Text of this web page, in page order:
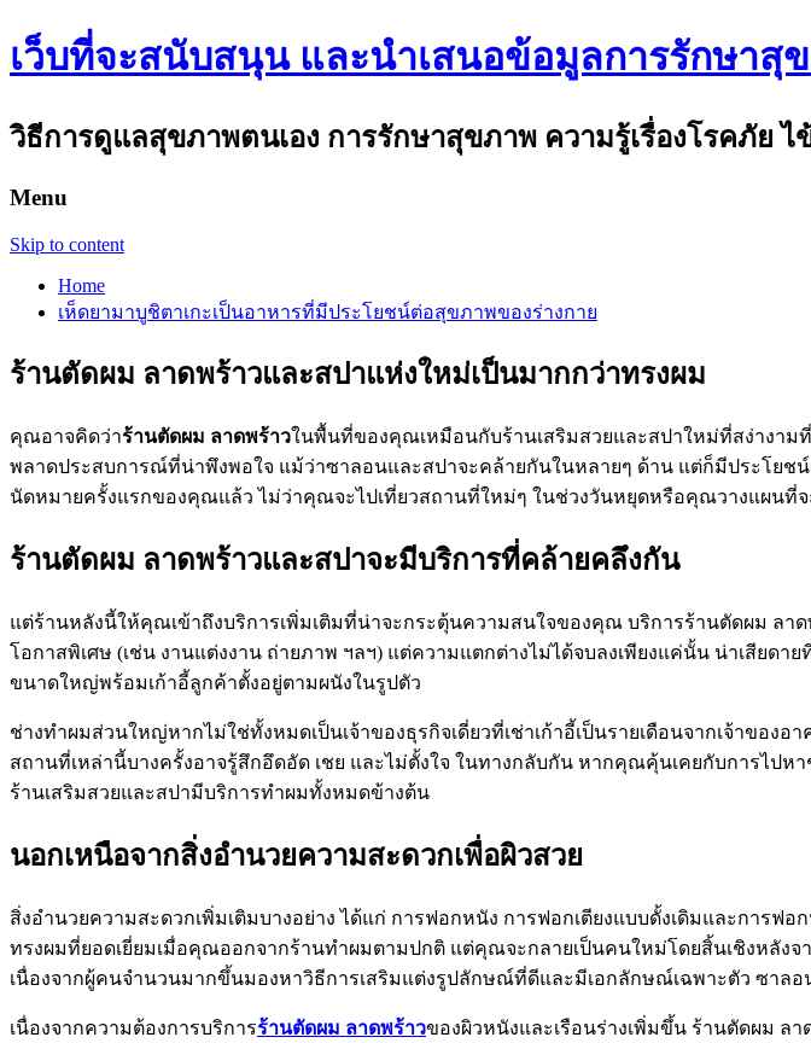
เว็บที่จะสนับสนุน และนำเสนอข้อมูลการรักษา
วิธีการดูแลสุขภาพตนเอง การรักษาสุขภาพ ความรู้เรื่องโรคภัย
Menu
Skip to content
Home
เห็ดยามาบูชิตาเกะเป็นอาหารที่มีประโยชน์ต่อสุขภาพของร่างกาย
ร้านตัดผม ลาดพร้าวและสปาแห่งใหม่เป็นมากกว่าทรงผม
คุณอาจคิดว่าร้านตัดผม ลาดพร้าวในพื้นที่ของคุณเหมือนกับร้านเสริมสวยและสปาใหม่ที่สง่างาม
พลาดประสบการณ์ที่น่าพึงพอใจ แม้ว่าซาลอนและสปาจะคล้ายกันในหลายๆ ด้าน แต่ก็มีประโยช
นัดหมายครั้งแรกของคุณแล้ว ไม่ว่าคุณจะไปเที่ยวสถานที่ใหม่ๆ ในช่วงวันหยุดหรือคุณวางแผน
ร้านตัดผม ลาดพร้าวและสปาจะมีบริการที่คล้ายคลึงกัน
แต่ร้านหลังนี้ให้คุณเข้าถึงบริการเพิ่มเติมที่น่าจะกระตุ้นความสนใจของคุณ บริการร้านตัดผม ล
โอกาสพิเศษ (เช่น งานแต่งงาน ถ่ายภาพ ฯลฯ) แต่ความแตกต่างไม่ได้จบลงเพียงแค่นั้น น่าเสียด
ขนาดใหญ่พร้อมเก้าอี้ลูกค้าตั้งอยู่ตามผนังในรูปตัว
ช่างทำผมส่วนใหญ่หากไม่ใช่ทั้งหมดเป็นเจ้าของธุรกิจเดี่ยวที่เช่าเก้าอี้เป็นรายเดือนจากเจ้าของ
สถานที่เหล่านี้บางครั้งอาจรู้สึกอึดอัด เชย และไม่ตั้งใจ ในทางกลับกัน หากคุณคุ้นเคยกับการไป
ร้านเสริมสวยและสปามีบริการทำผมทั้งหมดข้างต้น
นอกเหนือจากสิ่งอำนวยความสะดวกเพื่อผิวสวย
สิ่งอำนวยความสะดวกเพิ่มเติมบางอย่าง ได้แก่ การฟอกหนัง การฟอกเตียงแบบดั้งเดิมและการ
ทรงผมที่ยอดเยี่ยมเมื่อคุณออกจากร้านทำผมตามปกติ แต่คุณจะกลายเป็นคนใหม่โดยสิ้นเชิงหลัง
เนื่องจากผู้คนจำนวนมากขึ้นมองหาวิธีการเสริมแต่งรูปลักษณ์ที่ดีและมีเอกลักษณ์เฉพาะตัว ซาลอ
เนื่องจากความต้องการบริการร้านตัดผม ลาดพร้าวของผิวหนังและเรือนร่างเพิ่มขึ้น ร้านตัดผม ล